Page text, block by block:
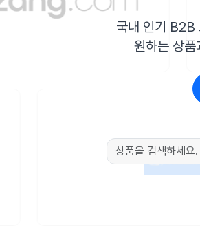
국내 인기 B2B
원하는 상